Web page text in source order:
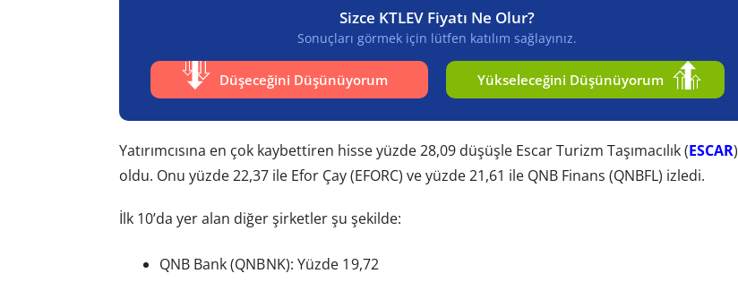
Sizce KTLEV Fiyatı Ne Olur?
Sonuçları görmek için lütfen katılım sağlayınız.
Düşeceğini Düşünüyorum Yükseleceğini Düşünüyorum
Yatırımcısına en çok kaybettiren hisse yüzde 28,09 düşüşle Escar Turizm Taşımacılık (ESCAR)
oldu. Onu yüzde 22,37 ile Efor Çay (EFORC) ve yüzde 21,61 ile QNB Finans (QNBFL) izledi.
İlk 10’da yer alan diğer şirketler şu şekilde:
QNB Bank (QNBNK): Yüzde 19,72